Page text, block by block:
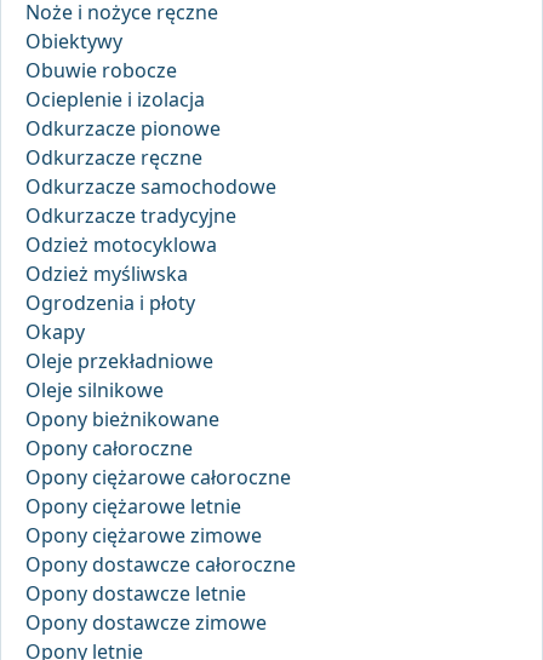
Noże i nożyce ręczne
Obiektywy
Obuwie robocze
Ocieplenie i izolacja
Odkurzacze pionowe
Odkurzacze ręczne
Odkurzacze samochodowe
Odkurzacze tradycyjne
Odzież motocyklowa
Odzież myśliwska
Ogrodzenia i płoty
Okapy
Oleje przekładniowe
Oleje silnikowe
Opony bieżnikowane
Opony całoroczne
Opony ciężarowe całoroczne
Opony ciężarowe letnie
Opony ciężarowe zimowe
Opony dostawcze całoroczne
Opony dostawcze letnie
Opony dostawcze zimowe
Opony letnie